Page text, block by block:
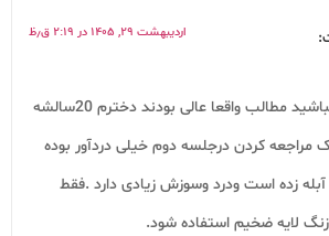
اردیبهشت ۲۹, ۱۴۰۵ در ۲:۱۹ ق٫ظ
باعرض سلام وخسته نباشید مطالب واقعا عالی بودند دخترم 20سالشه
کردن درجلسه دوم خیلی دردآور بوده
زده است ودرد وسوزش زیادی دارد .فقط
لایه ضخیم استفاده شود.